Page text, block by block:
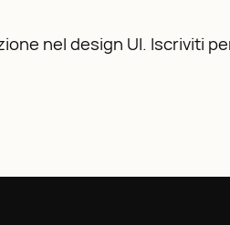
nel design UI. Iscriviti